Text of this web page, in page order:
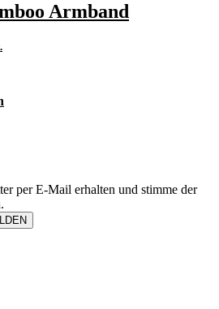
Armband
per E-Mail erhalten und stimme der